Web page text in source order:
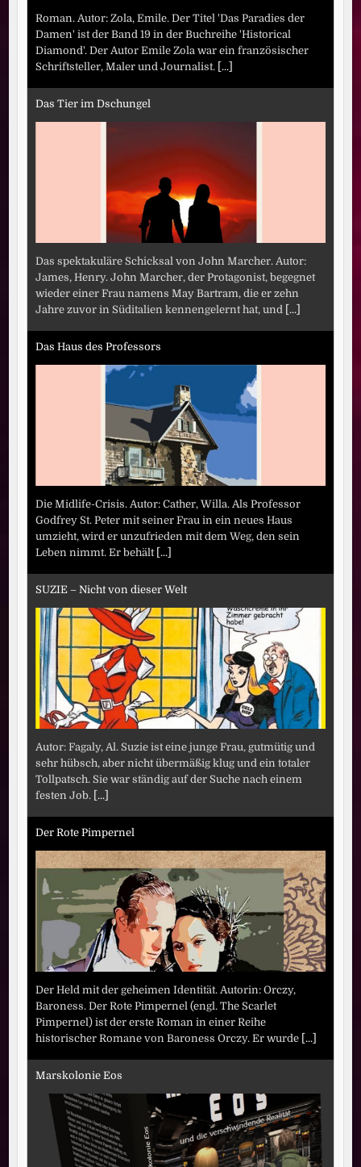
Roman. Autor: Zola, Emile. Der Titel 'Das Paradies der
Damen' ist der Band 19 in der Buchreihe 'Historical
Diamond'. Der Autor Emile Zola war ein französischer
Schriftsteller, Maler und Journalist. [...]
Das Tier im Dschungel
Das spektakuläre Schicksal von John Marcher. Autor:
James, Henry. John Marcher, der Protagonist, begegnet
wieder einer Frau namens May Bartram, die er zehn
Jahre zuvor in Süditalien kennengelernt hat, und [...]
Das Haus des Professors
Die Midlife-Crisis. Autor: Cather, Willa. Als Professor
Godfrey St. Peter mit seiner Frau in ein neues Haus
umzieht, wird er unzufrieden mit dem Weg, den sein
Leben nimmt. Er behält [...]
SUZIE – Nicht von dieser Welt
Autor: Fagaly, Al. Suzie ist eine junge Frau, gutmütig und
sehr hübsch, aber nicht übermäßig klug und ein totaler
Tollpatsch. Sie war ständig auf der Suche nach einem
festen Job. [...]
Der Rote Pimpernel
Der Held mit der geheimen Identität. Autorin: Orczy,
Baroness. Der Rote Pimpernel (engl. The Scarlet
Pimpernel) ist der erste Roman in einer Reihe
historischer Romane von Baroness Orczy. Er wurde [...]
Marskolonie Eos